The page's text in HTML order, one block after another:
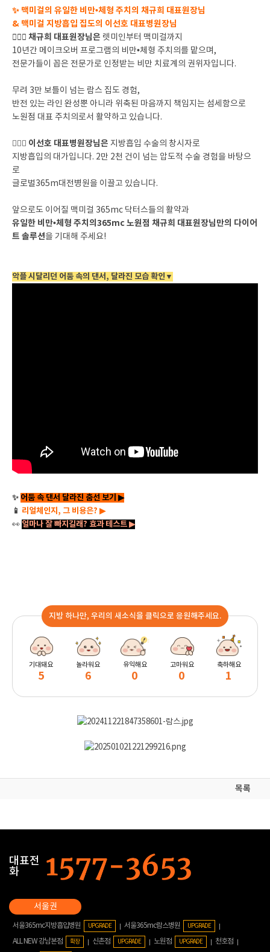
✨ 맥미걸의 유일한 비만•체형 주치의 채규희 대표원장님
& 맥미걸 지방흡입 집도의 이선호 대표병원장님
👩🏻‍⚕️ 채규희 대표원장님은 렛미인부터 맥미걸까지
10년간 메이크오버 프로그램의 비만•체형 주치의를 맡으며,
전문가들이 꼽은 전문가로 인정받는 비만 치료계의 권위자입니다.
무려 3만 보틀이 넘는 람스 집도 경험,
반전 있는 라인 완성뿐 아니라 위축된 마음까지 책임지는 섬세함으로
노원점 대표 주치의로서 활약하고 있습니다.
👨🏻‍⚕️ 이선호 대표병원장님은 지방흡입 수술의 창시자로
지방흡입의 대가입니다. 2만 2천 건이 넘는 압도적 수술 경험을 바탕으
로
글로벌365m대전병원을 이끌고 있습니다.
앞으로도 이어질 맥미걸 365mc 닥터스들의 활약과
유일한 비만•체형 주치의365mc 노원점 채규희 대표원장님만의 다이어
트 솔루션을 기대해 주세요!
악플 시달리던 어둠 속의 댄서, 달라진 모습 확인▼
✨ 어둠 속 댄서 달라진 춤선 보기 ▶
📱 리얼체인지, 그 비용은? ▶
👀 얼마나 잘 빠지길래? 효과 테스트 ▶
지방 하나만, 우리의 새소식을 클릭으로 응원해주세요.
기대돼요
5
놀라워요
6
유익해요
0
고마워요
0
축하해요
1
목록
대표전
화
서울365mc지방흡입병원 UPGRADE 서울365mc람스병원 UPGRADE
ALL NEW 강남본점 확장 신촌점 UPGRADE 노원점 UPGRADE
천호점